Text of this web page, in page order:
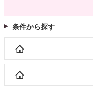
条件から探す